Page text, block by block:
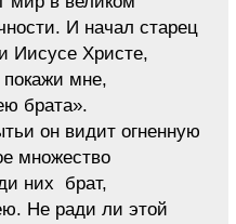
И начал старец
Иисусе Христе,
мне,
брата».
он видит огненную
множество
них брат,
Не ради ли этой